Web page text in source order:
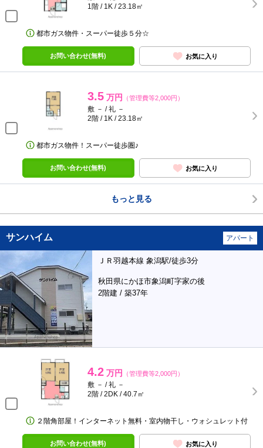
1階 / 1K / 23.18㎡
都市ガス物件・スーパー徒歩５分☆
お問い合わせ(無料) お気に入り
3.5 万円 （管理費等2,000円）
敷 － / 礼 －
2階 / 1K / 23.18㎡
都市ガス物件！スーパー徒歩圏♪
お問い合わせ(無料) お気に入り
もっと見る
サンハイム アパート
ＪＲ羽越本線 象潟駅/徒歩3分
秋田県にかほ市象潟町字家の後
2階建 / 築37年
4.2 万円 （管理費等2,000円）
敷 － / 礼 －
2階 / 2DK / 40.7㎡
２階角部屋！インターネット無料・室内物干し・ウォシュレット付
お問い合わせ(無料) お気に入り